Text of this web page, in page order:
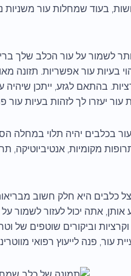
בעוד שמחלות עור משניות
לשמור על עור הכלב שלך
בעיות עור אפשריות. תזונה
בהתאם לגזע, ייתכן
עור יעזרו לך לזהות בעיות
בכלבים יהיה תלוי במחלה
מקומיות, אנטיביוטיקה,
כלבים היא חלק חשוב
אותן, אתה יכול לעזור לשמור
וקרציות וביקורים שוטפים
עור, פנה לייעוץ רפואי